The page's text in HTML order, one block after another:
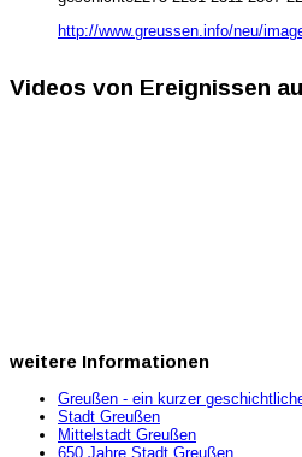
http://www.greussen.info/neu/
Videos von Ereignissen
weitere Informationen
Greußen - ein kurzer
Stadt Greußen
Mittelstadt Greußen
650 Jahre Stadt Greußen